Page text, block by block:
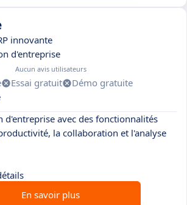
innovante
d'entreprise
Aucun avis utilisateurs
Essai gratuit
Démo gratuite
d'entreprise avec des fonctionnalités
la collaboration et l'analyse
En savoir plus